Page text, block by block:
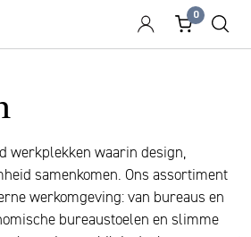
0
werkplekken waarin design,
samenkomen. Ons assortiment
werkomgeving: van bureaus en
bureaustoelen en slimme